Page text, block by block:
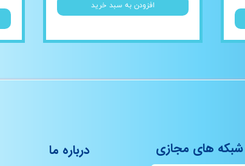
افزودن به سبد خرید
شبکه های مجازی درباره ما